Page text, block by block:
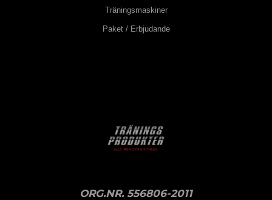
Träningsmaskiner
Paket / Erbjudande
ORG.NR. 556806-2011